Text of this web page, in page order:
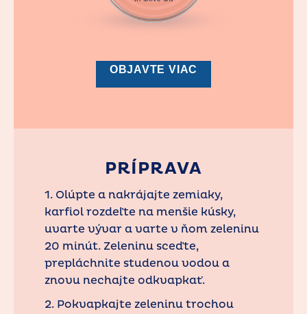
OBJAVTE VIAC
PRÍPRAVA
1. Olúpte a nakrájajte zemiaky,
karfiol rozdeľte na menšie kúsky,
uvarte vývar a varte v ňom zeleninu
20 minút. Zeleninu sceďte,
prepláchnite studenou vodou a
znovu nechajte odkvapkať.
2. Pokvapkajte zeleninu trochou